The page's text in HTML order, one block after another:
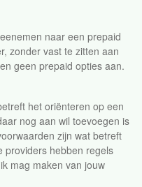
naar een prepaid
zonder vast te zitten aan
geen prepaid opties aan.
het oriënteren op een
nog aan wil toevoegen is
zijn wat betreft
providers hebben regels
mag maken van jouw